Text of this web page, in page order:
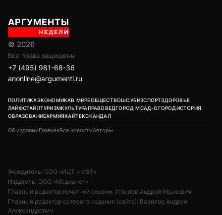
АРГУМЕНТЫ
НЕДЕЛИ
© 2026
Все права защищены
+7 (495) 981-68-36
anonline@argumenti.ru
ПОЛИТИКАЭКОНОМИКАВ МИРЕОБЩЕСТВОШОУБИЗСПОРТЗДОРОВЬЕ
ЛАЙФСТАЙЛТУРИЗМКУЛЬТУРАПРАВОВЕДГОРОД МСАД-ОГОРОДИСТОРИЯ
ОБРАЗОВАНИЕАРМИЯХАЙТЕКСКАНДАЛ
Об изданииГлавнаяВсе новостиАвторы
Учредитель: ООО «ИЦТ и ИЭТ»
Издатель: ООО «Медианет»
Главный редактор печатной версии: Угланов Андрей Иванович
Главный редактор сетевого издания (сайта): Вавилов Андрей
Александрович